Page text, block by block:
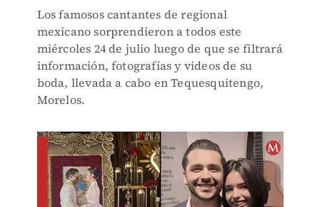
Los famosos cantantes de regional
mexicano sorprendieron a todos este
miércoles 24 de julio luego de que se filtrará
información, fotografías y videos de su
boda, llevada a cabo en Tequesquitengo,
Morelos.